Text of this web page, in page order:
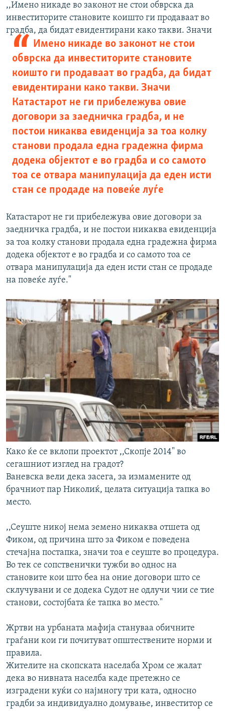
,,Имено никаде во законот не стои обврска да
инвеститорите становите коишто ги продаваат во
градба, да бидат евидентирани како
Имено никаде во законот не стои
обврска да инвеститорите становите
коишто ги продаваат во градба, да бидат
евидентирани како такви. Значи
Катастарот не ги прибележува овие
договори за заедничка градба, и не
постои никаква евиденција за тоа колку
станови продала една градежна фирма
додека објектот е во градба и со самото
тоа се отвара манипулација да еден исти
стан се продаде на повеќе луѓе
такви. Значи
Катастарот не ги прибележува овие договори за
заедничка градба, и не постои никаква евиденција
за тоа колку станови продала една градежна фирма
додека објектот е во градба и со самото тоа се
отвара манипулација да еден исти стан се продаде
на повеќе луѓе."
Како ќе се вклопи проектот ,,Скопје 2014" во
сегашниот изглед на градот?
Ваневска вели дека засега, за измамените од
брачниот пар Николиќ, целата ситуација тапка во
место.
,,Сеуште никој нема земено никаква отшета од
Фиком, од причина што за Фиком е поведена
стечајна постапка, значи тоа е сеуште во процедура.
Во тек се сопственички тужби во однос на
становите кои што беа на оние договори што се
склучувани и се додека Судот не одлучи чии се тие
станови, состојбата ќе тапка во место."
Жртви на урбаната мафија стануваа обичните
граѓани кои ги почитуват општествените норми и
правила.
Жителите на скопската населаба Хром се жалат
дека во нивната населба каде претежно се
изградени куќи со најмногу три ката, односно
градби за индивидуално домување, инвеститор се